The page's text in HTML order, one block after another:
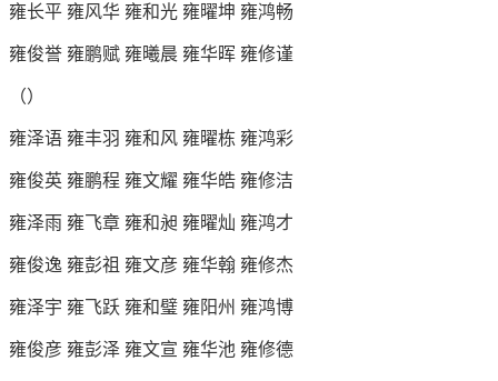
雍长平 雍风华 雍和光 雍曜坤 雍鸿畅
雍俊誉 雍鹏赋 雍曦晨 雍华晖 雍修谨
（）
雍泽语 雍丰羽 雍和风 雍曜栋 雍鸿彩
雍俊英 雍鹏程 雍文耀 雍华皓 雍修洁
雍泽雨 雍飞章 雍和昶 雍曜灿 雍鸿才
雍俊逸 雍彭祖 雍文彦 雍华翰 雍修杰
雍泽宇 雍飞跃 雍和璧 雍阳州 雍鸿博
雍俊彦 雍彭泽 雍文宣 雍华池 雍修德